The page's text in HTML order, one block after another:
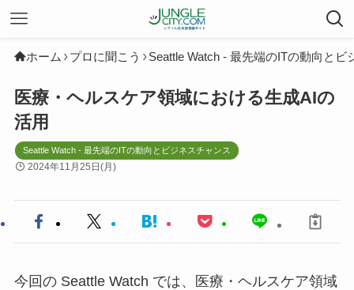
ホーム プロに聞こう Seattle Watch - 最先端のITの動向とビ
医療・ヘルスケア領域における生成AIの
活用
Seattle Watch - 最先端のITの動向とビジネスチャンス
2024年11月25日(月)
今回の Seattle Watch では、医療・ヘルスケア領域